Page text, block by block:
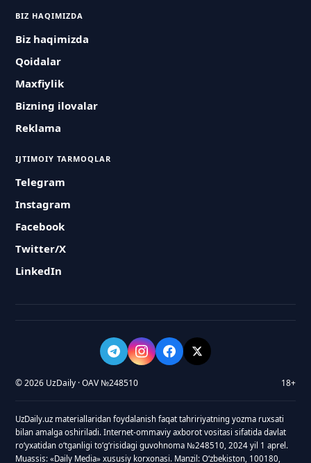
BIZ HAQIMIZDA
Biz haqimizda
Qoidalar
Maxfiylik
Bizning ilovalar
Reklama
IJTIMOIY TARMOQLAR
Telegram
Instagram
Facebook
Twitter/X
LinkedIn
© 2026 UzDaily · OAV №248510 18+
UzDaily.uz materiallaridan foydalanish faqat tahririyatning yozma ruxsati
bilan amalga oshiriladi. Internet-ommaviy axborot vositasi sifatida davlat
roʻyxatidan oʻtganligi toʻgʻrisidagi guvohnoma №248510, 2024 yil 1 aprel.
Muassis: «Daily Media» xususiy korxonasi. Manzil: Oʻzbekiston, 100180,